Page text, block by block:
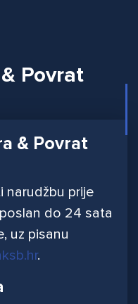
Povrat
& Povrat
narudžbu prije
do 24 sata
uz pisanu
.